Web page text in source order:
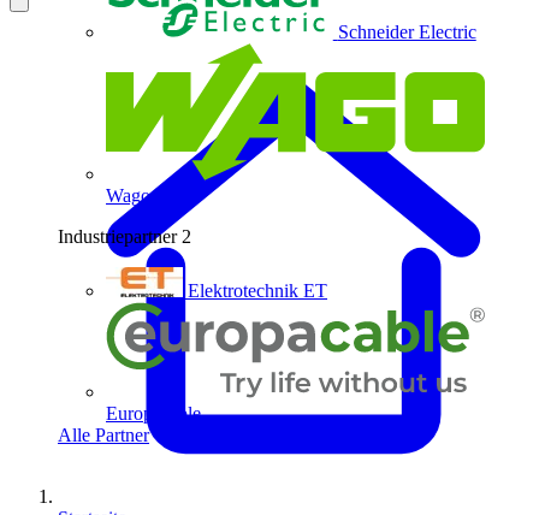
Schneider Electric
Wago
Industriepartner 2
Elektrotechnik ET
Europacable
Alle Partner